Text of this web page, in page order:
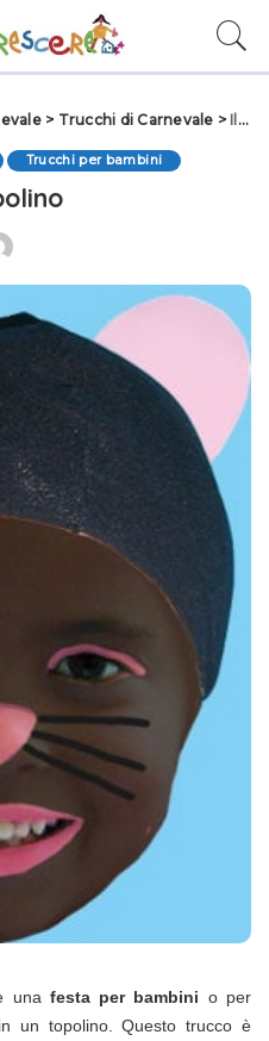
> Trucchi di Carnevale > Il topolino
Trucchi per bambini
una festa per bambini o per
un topolino. Questo trucco è